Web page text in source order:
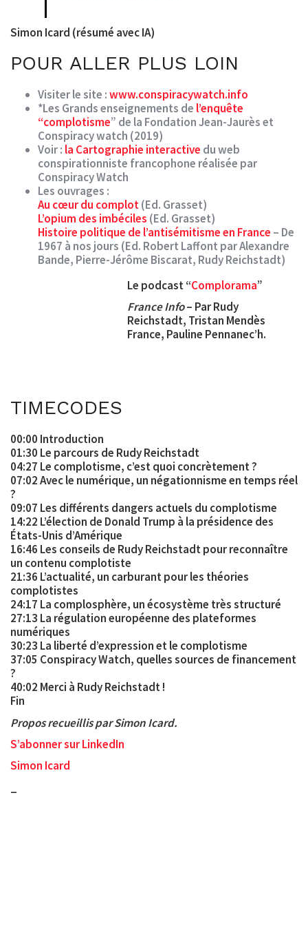
Simon Icard (résumé avec IA)
POUR ALLER PLUS LOIN
Visiter le site :www.conspiracywatch.info
*Les Grands enseignements de l’enquête
“complotisme” de la Fondation Jean-Jaurès et
Conspiracy watch (2019)
Voir : la Cartographie interactive du web
conspirationniste francophone réalisée par
Conspiracy Watch
Les ouvrages :
Au cœur du complot(Ed. Grasset)
L’opium des imbéciles (Ed. Grasset)
Histoire politique de l’antisémitisme en France – De
1967 à nos jours (Ed. Robert Laffont par Alexandre
Bande, Pierre-Jérôme Biscarat, Rudy Reichstadt)
Le podcast “Complorama”
France Info– Par Rudy
Reichstadt, Tristan Mendès
France, Pauline Pennanec’h.
TIMECODES
00:00 Introduction
01:30 Le parcours de Rudy Reichstadt
04:27 Le complotisme, c’est quoi concrètement ?
07:02 Avec le numérique, un négationnisme en temps réel
?
09:07 Les différents dangers actuels du complotisme
14:22 L’élection de Donald Trump à la présidence des
États-Unis d’Amérique
16:46 Les conseils de Rudy Reichstadt pour reconnaître
un contenu complotiste
21:36 L’actualité, un carburant pour les théories
complotistes
24:17 La complosphère, un écosystème très structuré
27:13 La régulation européenne des plateformes
numériques
30:23 La liberté d’expression et le complotisme
37:05 Conspiracy Watch, quelles sources de financement
?
40:02 Merci à Rudy Reichstadt !
Fin
Propos recueillis par Simon Icard.
S’abonner sur LinkedIn
Simon Icard